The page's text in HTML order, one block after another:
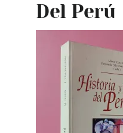
Del Perú